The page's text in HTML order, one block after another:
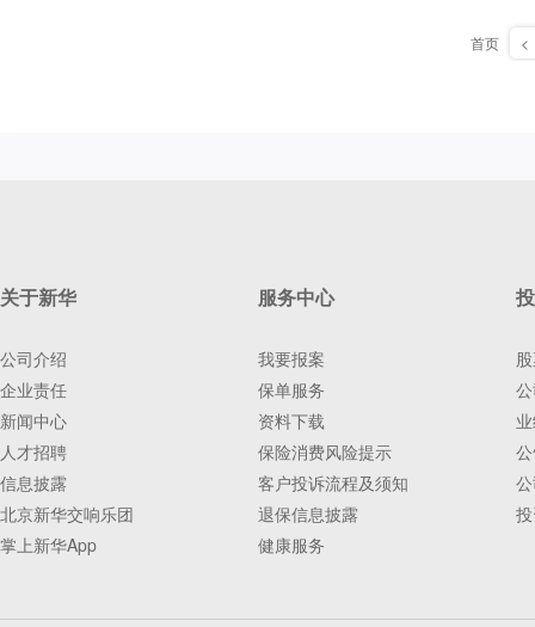
首页 <
关于新华
公司介绍
企业责任
新闻中心
人才招聘
信息披露
北京新华交响乐团
掌上新华App
服务中心
我要报案
保单服务
资料下载
保险消费风险提示
客户投诉流程及须知
退保信息披露
健康服务